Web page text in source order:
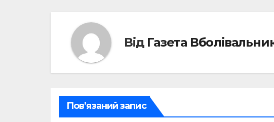
Від Газета
Пов’язаний запис